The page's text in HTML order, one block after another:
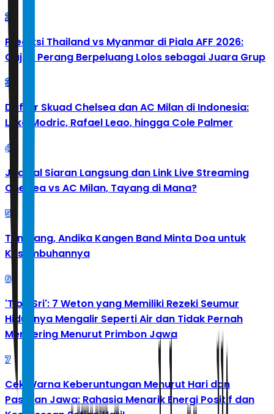
2
Prediksi Thailand vs Myanmar di Piala AFF 2026:
Gajah Perang Berpeluang Lolos sebagai Juara Grup
3
Daftar Skuad Chelsea dan AC Milan di Indonesia:
Luka Modric, Rafael Leao, hingga Cole Palmer
4
Jadwal Siaran Langsung dan Link Live Streaming
Chelsea vs AC Milan, Tayang di Mana?
5
Tumbang, Andika Kangen Band Minta Doa untuk
Kesembuhannya
6
'Tibo Sri': 7 Weton yang Memiliki Rezeki Seumur
Hidupnya Mengalir Seperti Air dan Tidak Pernah
Mengering Menurut Primbon Jawa
7
Cek Warna Keberuntungan Menurut Hari dan
Pasaran Jawa: Rahasia Menarik Energi Positif dan